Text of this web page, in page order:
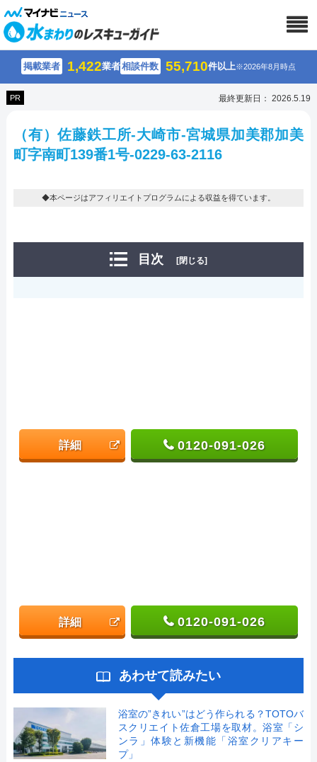
掲載業者 1,422業者相談件数 55,710件以上※2026年8月時点
PR 最終更新日： 2026.5.19
（有）佐藤鉄工所-大崎市-宮城県加美郡加美
町字南町139番1号-0229-63-2116
◆本ページはアフィリエイトプログラムによる収益を得ています。
目次 [閉じる]
詳細 0120-091-026
詳細 0120-091-026
あわせて読みたい
浴室の”きれい”はどう作られる？TOTOバ
スクリエイト佐倉工場を取材。浴室「シ
ンラ」体験と新機能「浴室クリアキー
プ」